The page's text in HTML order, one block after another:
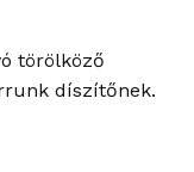
törölköző
díszítőnek.